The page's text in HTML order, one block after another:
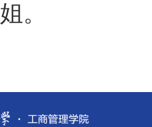
姐。